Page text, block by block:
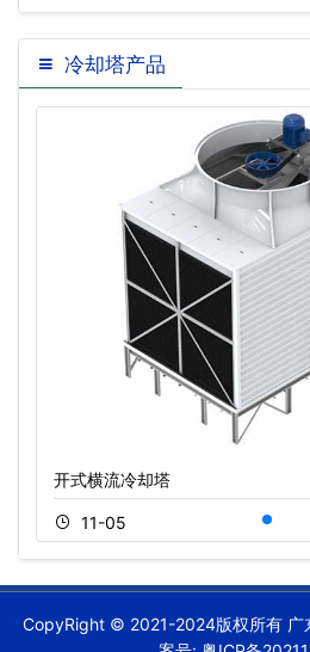
冷却塔产品
开式横流冷却塔
11-05
CopyRight © 2021-2024版权所有 广